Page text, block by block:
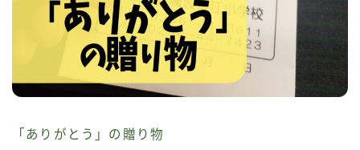
「ありがとう」の贈り物